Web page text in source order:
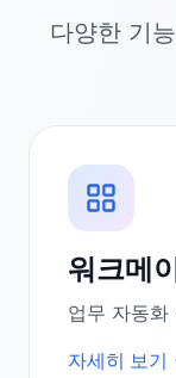
다양한 기
워크메
업무 자동화
자세히 보기